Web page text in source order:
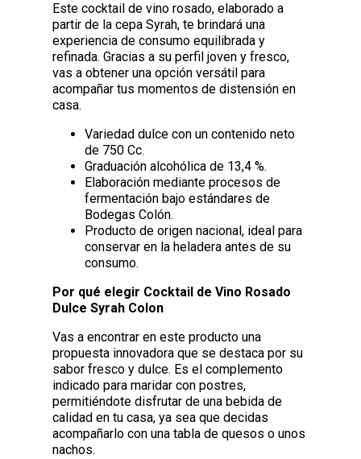
Este cocktail de vino rosado, elaborado a
partir de la cepa Syrah, te brindará una
experiencia de consumo equilibrada y
refinada. Gracias a su perfil joven y fresco,
vas a obtener una opción versátil para
acompañar tus momentos de distensión en
casa.
Variedad dulce con un contenido neto
de 750 Cc.
Graduación alcohólica de 13,4 %.
Elaboración mediante procesos de
fermentación bajo estándares de
Bodegas Colón.
Producto de origen nacional, ideal para
conservar en la heladera antes de su
consumo.
Por qué elegir Cocktail de Vino Rosado
Dulce Syrah Colon
Vas a encontrar en este producto una
propuesta innovadora que se destaca por su
sabor fresco y dulce. Es el complemento
indicado para maridar con postres,
permitiéndote disfrutar de una bebida de
calidad en tu casa, ya sea que decidas
acompañarlo con una tabla de quesos o unos
nachos.